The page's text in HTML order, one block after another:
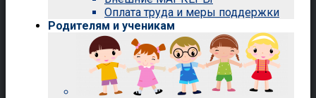
Оплата труда и меры поддержки
Родителям и ученикам